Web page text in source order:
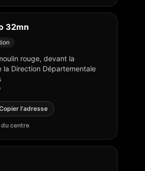
32mn
rouge, devant la
la Direction Départementale
l'adresse
du centre